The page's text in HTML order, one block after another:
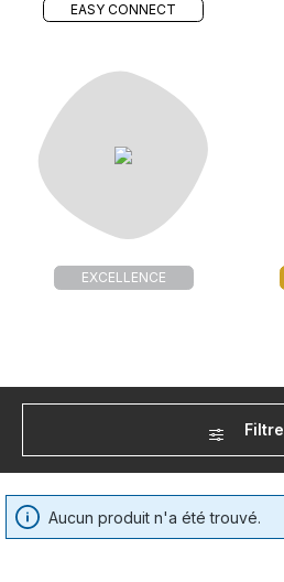
EASY CONNECT
EXCELLENCE
Filtre
Aucun produit n'a été trouvé.